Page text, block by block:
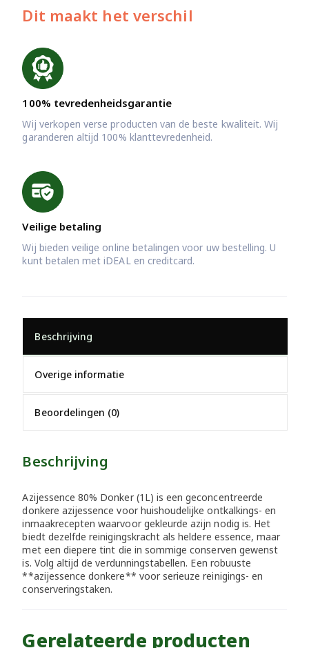
Dit maakt het verschil
100% tevredenheidsgarantie
Wij verkopen verse producten van de beste kwaliteit. Wij
garanderen altijd 100% klanttevredenheid.
Veilige betaling
Wij bieden veilige online betalingen voor uw bestelling. U
kunt betalen met iDEAL en creditcard.
Beschrijving
Overige informatie
Beoordelingen (0)
Beschrijving
Azijessence 80% Donker (1L) is een geconcentreerde
donkere azijessence voor huishoudelijke ontkalkings- en
inmaakrecepten waarvoor gekleurde azijn nodig is. Het
biedt dezelfde reinigingskracht als heldere essence, maar
met een diepere tint die in sommige conserven gewenst
is. Volg altijd de verdunningstabellen. Een robuuste
**azijessence donkere** voor serieuze reinigings- en
conserveringstaken.
Gerelateerde producten